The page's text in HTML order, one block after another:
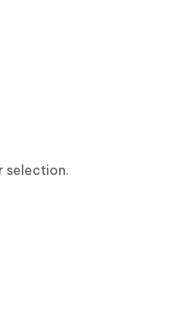
selection.